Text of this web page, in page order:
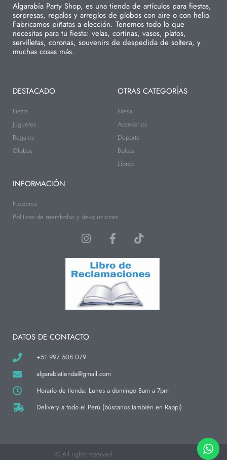
Algarabía Party Shop, es una tienda de artículos para fiestas,
sorpresas, regalos y arreglos de globos con aire o con helio.
Fabricamos piñatas a elección. Tenemos todo lo que
necesitas para tu fiesta: velas, cortinas, vasos, platos,
servilletas, coronas, souvenirs de despedida de soltera, y
muchas cosas más.
DESTACADO
Fiesta
Juguetes
Regalos
Globos
OTRAS CATEGORÍAS
Mesa
Accesorios
Deporte
Bolsas
Libros
INFORMACIÓN
Nosotros
Politicas de reembolso y devoluciones
I
s
t
a
g
r
a
F
a
c
e
b
o
o
k
T
i
k
t
o
DATOS DE CONTACTO
+51 997 508 079
algarabiatienda@gmail.com
Horario de tienda: Lunes a domingo 8am a 7pm
Delivery a todo el Perú (búscanos también en Rappi)
© All rights reserved